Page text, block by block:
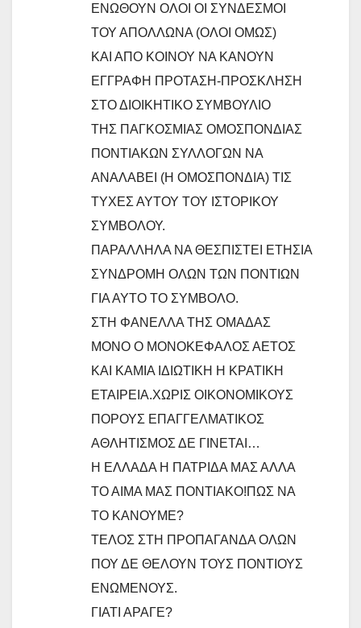
ΕΝΩΘΟΥΝ ΟΛΟΙ ΟΙ ΣΥΝΔΕΣΜΟΙ
ΤΟΥ ΑΠΟΛΛΩΝΑ (ΟΛΟΙ ΟΜΩΣ)
ΚΑΙ ΑΠΟ ΚΟΙΝΟΥ ΝΑ ΚΑΝΟΥΝ
ΕΓΓΡΑΦΗ ΠΡΟΤΑΣΗ-ΠΡΟΣΚΛΗΣΗ
ΣΤΟ ΔΙΟΙΚΗΤΙΚΟ ΣΥΜΒΟΥΛΙΟ
ΤΗΣ ΠΑΓΚΟΣΜΙΑΣ ΟΜΟΣΠΟΝΔΙΑΣ
ΠΟΝΤΙΑΚΩΝ ΣΥΛΛΟΓΩΝ ΝΑ
ΑΝΑΛΑΒΕΙ (Η ΟΜΟΣΠΟΝΔΙΑ) ΤΙΣ
ΤΥΧΕΣ ΑΥΤΟΥ ΤΟΥ ΙΣΤΟΡΙΚΟΥ
ΣΥΜΒΟΛΟΥ.
ΠΑΡΑΛΛΗΛΑ ΝΑ ΘΕΣΠΙΣΤΕΙ ΕΤΗΣΙΑ
ΣΥΝΔΡΟΜΗ ΟΛΩΝ ΤΩΝ ΠΟΝΤΙΩΝ
ΓΙΑ ΑΥΤΟ ΤΟ ΣΥΜΒΟΛΟ.
ΣΤΗ ΦΑΝΕΛΛΑ ΤΗΣ ΟΜΑΔΑΣ
ΜΟΝΟ Ο ΜΟΝΟΚΕΦΑΛΟΣ ΑΕΤΟΣ
ΚΑΙ ΚΑΜΙΑ ΙΔΙΩΤΙΚΗ Η ΚΡΑΤΙΚΗ
ΕΤΑΙΡΕΙΑ.ΧΩΡΙΣ ΟΙΚΟΝΟΜΙΚΟΥΣ
ΠΟΡΟΥΣ ΕΠΑΓΓΕΛΜΑΤΙΚΟΣ
ΑΘΛΗΤΙΣΜΟΣ ΔΕ ΓΙΝΕΤΑΙ…
Η ΕΛΛΑΔΑ Η ΠΑΤΡΙΔΑ ΜΑΣ ΑΛΛΑ
ΤΟ ΑΙΜΑ ΜΑΣ ΠΟΝΤΙΑΚΟ!ΠΩΣ ΝΑ
ΤΟ ΚΑΝΟΥΜΕ?
ΤΕΛΟΣ ΣΤΗ ΠΡΟΠΑΓΑΝΔΑ ΟΛΩΝ
ΠΟΥ ΔΕ ΘΕΛΟΥΝ ΤΟΥΣ ΠΟΝΤΙΟΥΣ
ΕΝΩΜΕΝΟΥΣ.
ΓΙΑΤΙ ΑΡΑΓΕ?